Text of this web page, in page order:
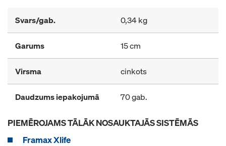
Svars/gab. 0,34 kg
Garums 15 cm
Virsma cinkots
Daudzums iepakojumā 70 gab.
PIEMĒROJAMS TĀLĀK NOSAUKTAJĀS SISTĒMĀS
Framax Xlife